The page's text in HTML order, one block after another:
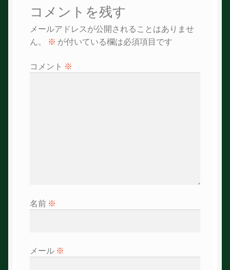
ゲ
ー
ョ
コメントを残す
メールアドレスが公開されることはありませ
ん。
※ が付いている欄は必須項目です
コメント ※
名前 ※
メール ※